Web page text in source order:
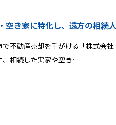
空き家に特化し、遠方の相続
不動産売却を手がける「株式会社
、相続した実家や空き…